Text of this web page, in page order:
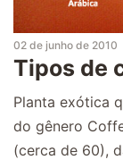
02 de junho de 2010
Tipos de
Planta exótica
do gênero
(cerca de 60),